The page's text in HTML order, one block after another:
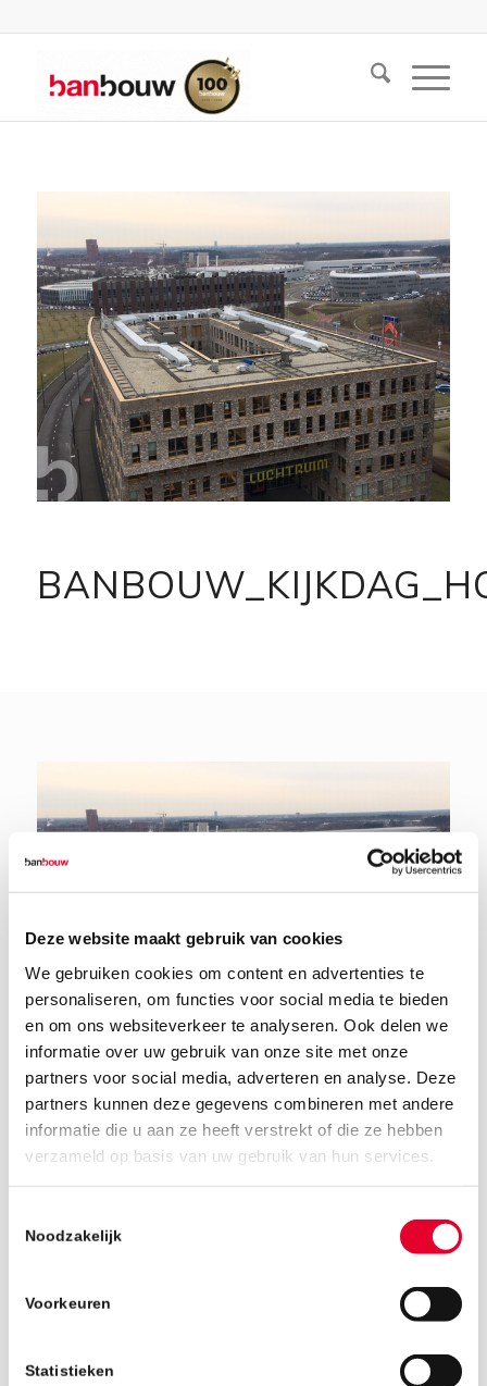
Deze website maakt gebruik van cookies
We gebruiken cookies om content en advertenties te
personaliseren, om functies voor social media te bieden
en om ons websiteverkeer te analyseren. Ook delen we
informatie over uw gebruik van onze site met onze
partners voor social media, adverteren en analyse. Deze
partners kunnen deze gegevens combineren met andere
informatie die u aan ze heeft verstrekt of die ze hebben
verzameld op basis van uw gebruik van hun services.
Noodzakelijk
Voorkeuren
Statistieken
13 februari 2019